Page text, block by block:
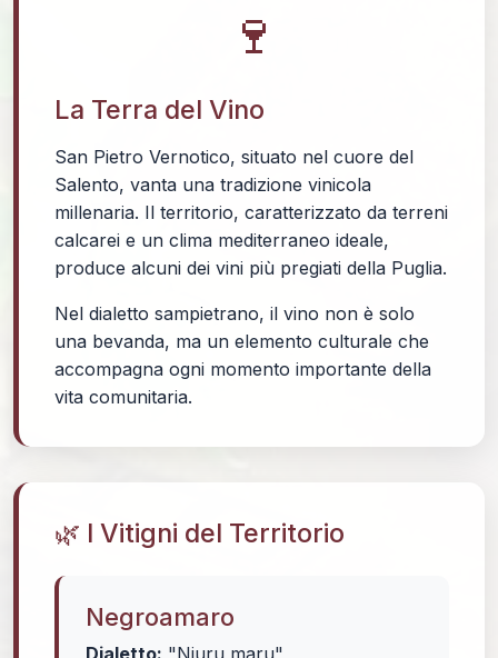
🍷
La Terra del Vino
San Pietro Vernotico, situato nel cuore del
Salento, vanta una tradizione vinicola
millenaria. Il territorio, caratterizzato da terreni
calcarei e un clima mediterraneo ideale,
produce alcuni dei vini più pregiati della Puglia.
Nel dialetto sampietrano, il vino non è solo
una bevanda, ma un elemento culturale che
accompagna ogni momento importante della
vita comunitaria.
🌿 I Vitigni del Territorio
Negroamaro
Dialetto: "Niuru maru"